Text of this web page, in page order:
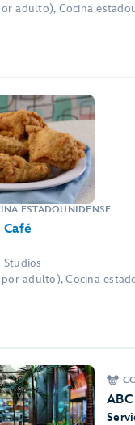
adulto), Cocina
ESTADOUNIDENSE
por adulto), Cocina